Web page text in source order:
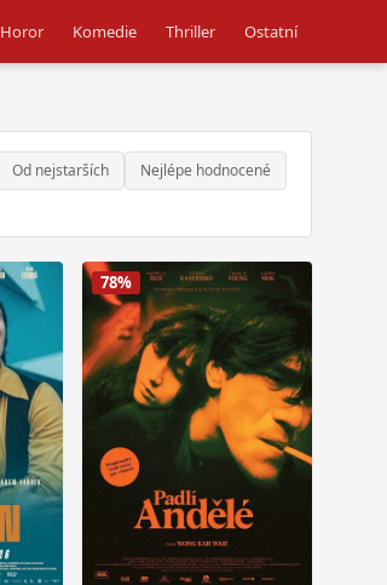
Horor Komedie Thriller Ostatní
Od nejstarších Nejlépe hodnocené
78%